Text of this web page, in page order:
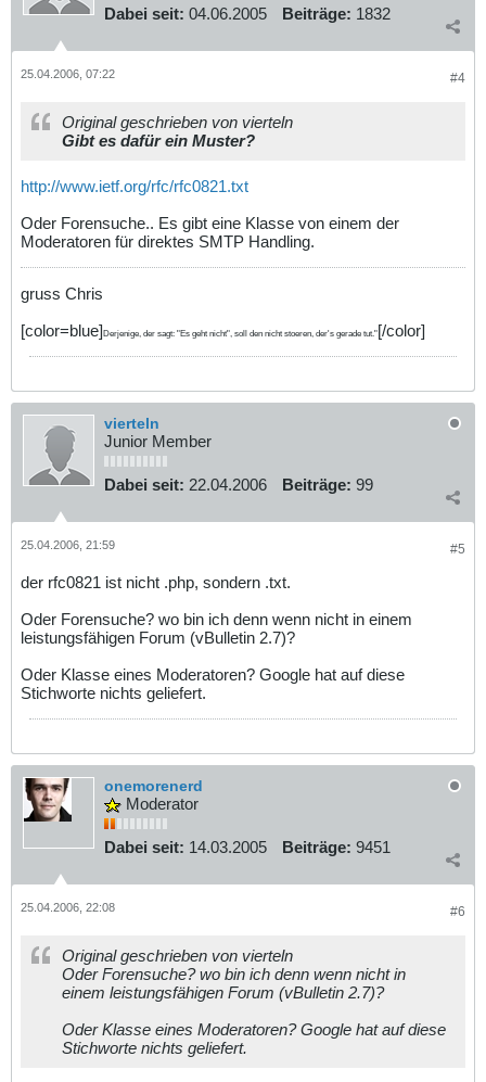
Dabei seit: 04.06.2005 Beiträge: 1832
#4
25.04.2006, 07:22
Original geschrieben von vierteln
Gibt es dafür ein Muster?
http://www.ietf.org/rfc/rfc0821.txt
Oder Forensuche.. Es gibt eine Klasse von einem der
Moderatoren für direktes SMTP Handling.
gruss Chris
[color=blue]Derjenige, der sagt: "Es geht nicht", soll den nicht stoeren, der's gerade tut."[/color]
vierteln
Junior Member
Dabei seit: 22.04.2006 Beiträge: 99
#5
25.04.2006, 21:59
der rfc0821 ist nicht .php, sondern .txt.
Oder Forensuche? wo bin ich denn wenn nicht in einem
leistungsfähigen Forum (vBulletin 2.7)?
Oder Klasse eines Moderatoren? Google hat auf diese
Stichworte nichts geliefert.
onemorenerd
Moderator
Dabei seit: 14.03.2005 Beiträge: 9451
#6
25.04.2006, 22:08
Original geschrieben von vierteln
Oder Forensuche? wo bin ich denn wenn nicht in
einem leistungsfähigen Forum (vBulletin 2.7)?
Oder Klasse eines Moderatoren? Google hat auf diese
Stichworte nichts geliefert.